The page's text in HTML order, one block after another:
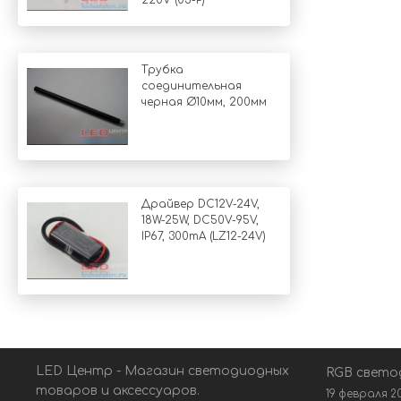
Трубка
соединительная
черная Ø10мм, 200мм
Драйвер DC12V-24V,
18W-25W, DC50V-95V,
IP67, 300mA (LZ12-24V)
LED Центр - Магазин светодиодных
товаров и аксессуаров.
RGB
19 февраля